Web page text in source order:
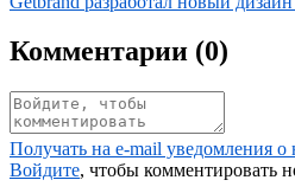
Комментарии (0)
Получать на e‑mail уведомления
Войдите, чтобы комментировать